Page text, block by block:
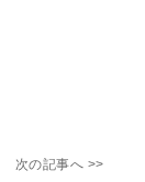
次の記事へ >>